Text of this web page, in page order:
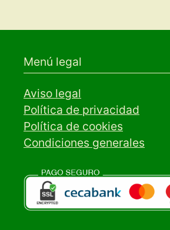
Menú legal
Aviso legal
Política de privacidad
Política de cookies
Condiciones generales